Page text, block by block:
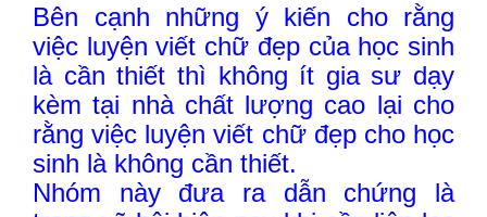
Bên cạnh những ý kiến cho rằng
việc luyện viết chữ đẹp của học sinh
là cần thiết thì không ít gia sư dạy
kèm tại nhà chất lượng cao lại cho
rằng việc luyện viết chữ đẹp cho học
sinh là không cần thiết.
Nhóm này đưa ra dẫn chứng là